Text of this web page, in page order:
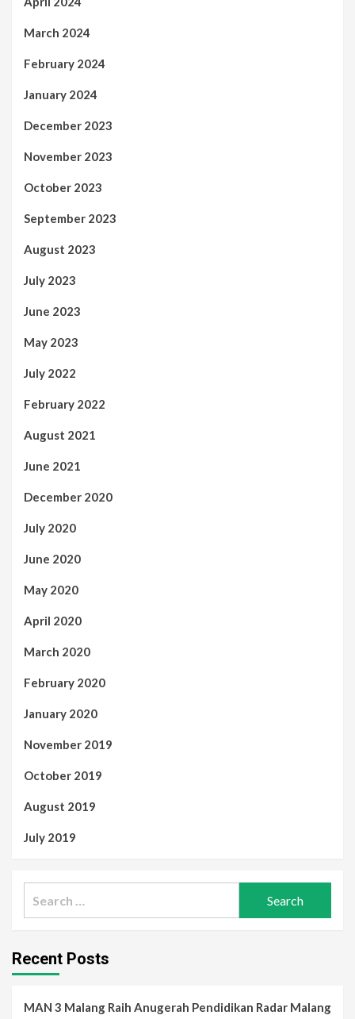
March 2024
February 2024
January 2024
December 2023
November 2023
October 2023
September 2023
August 2023
July 2023
June 2023
May 2023
July 2022
February 2022
August 2021
June 2021
December 2020
July 2020
June 2020
May 2020
April 2020
March 2020
February 2020
January 2020
November 2019
October 2019
August 2019
July 2019
Recent Posts
MAN 3 Malang Raih Anugerah Pendidikan Radar Malang